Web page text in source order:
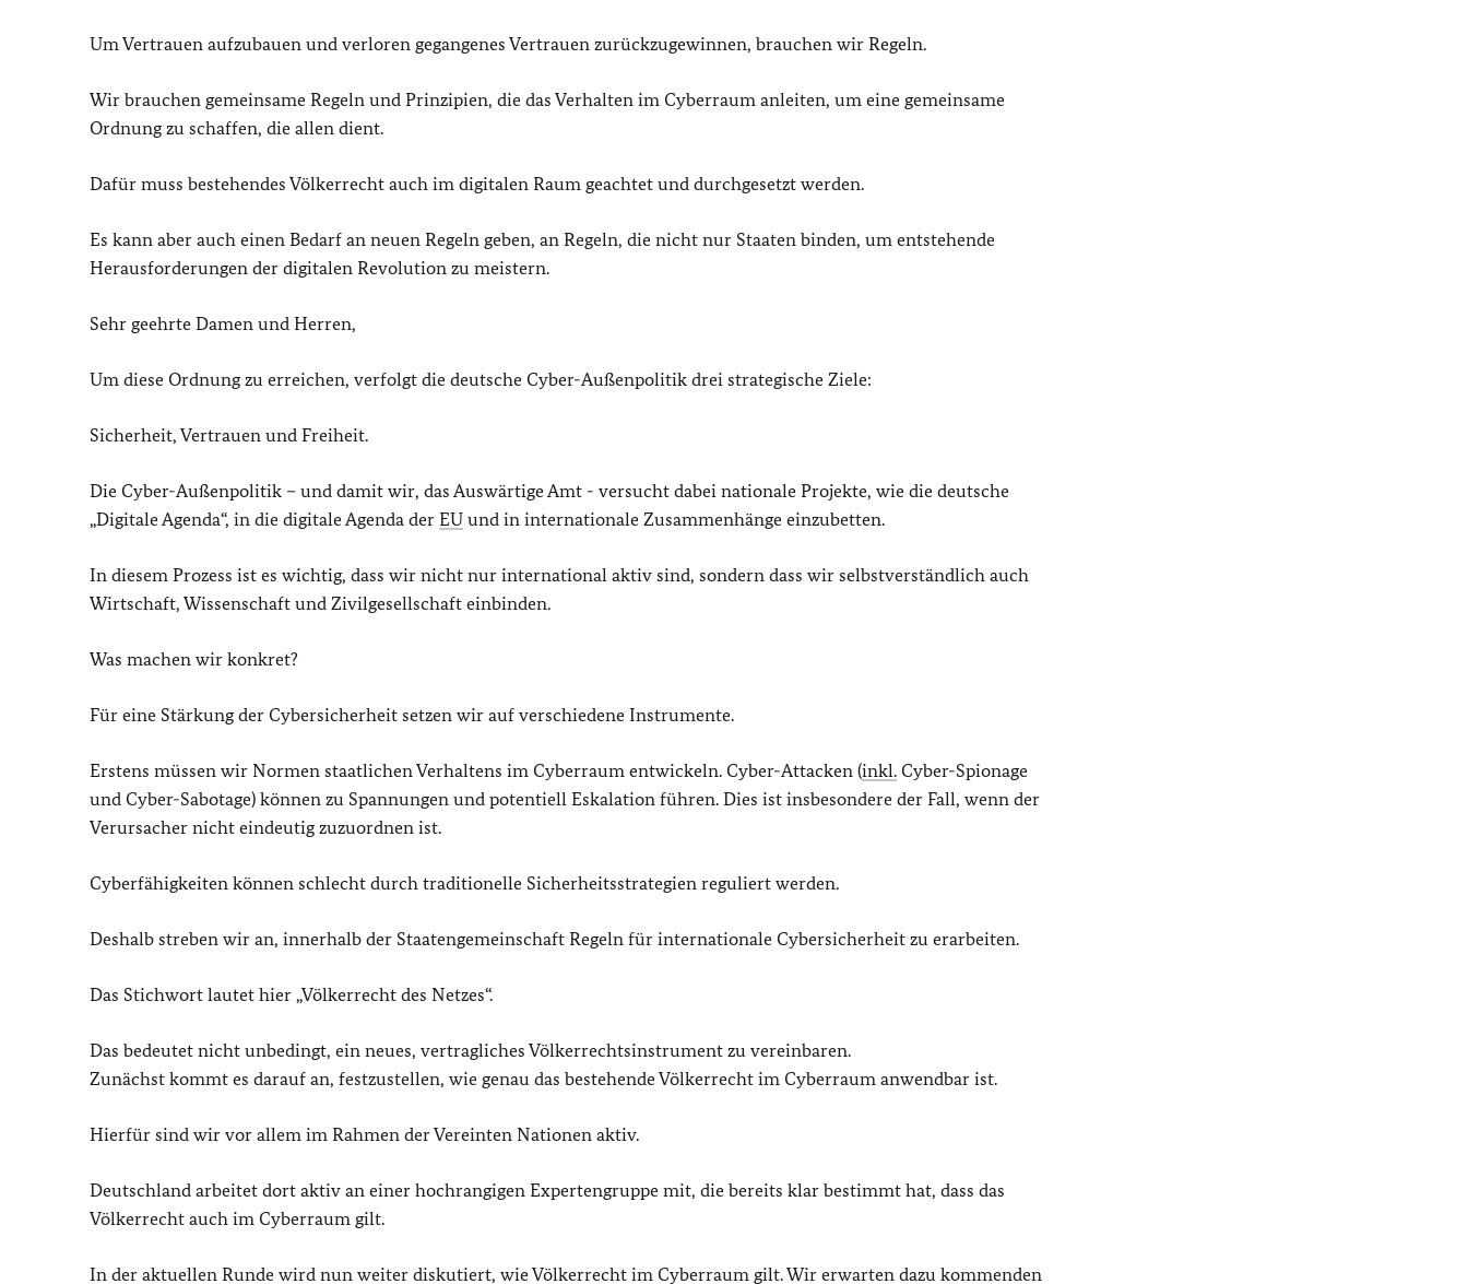
Um Vertrauen aufzubauen und verloren gegangenes Vertrauen zurückzugewinnen, brauchen wir Regeln.
Wir brauchen gemeinsame Regeln und Prinzipien, die das Verhalten im Cyberraum anleiten, um eine gemeinsame
Ordnung zu schaffen, die allen dient.
Dafür muss bestehendes Völkerrecht auch im digitalen Raum geachtet und durchgesetzt werden.
Es kann aber auch einen Bedarf an neuen Regeln geben, an Regeln, die nicht nur Staaten binden, um entstehende
Herausforderungen der digitalen Revolution zu meistern.
Sehr geehrte Damen und Herren,
Um diese Ordnung zu erreichen, verfolgt die deutsche Cyber-Außenpolitik drei strategische Ziele:
Sicherheit, Vertrauen und Freiheit.
Die Cyber-Außenpolitik – und damit wir, das Auswärtige Amt - versucht dabei nationale Projekte, wie die deutsche
„Digitale Agenda“, in die digitale Agenda der EU und in internationale Zusammenhänge einzubetten.
In diesem Prozess ist es wichtig, dass wir nicht nur international aktiv sind, sondern dass wir selbstverständlich auch
Wirtschaft, Wissenschaft und Zivilgesellschaft einbinden.
Was machen wir konkret?
Für eine Stärkung der Cybersicherheit setzen wir auf verschiedene Instrumente.
Erstens müssen wir Normen staatlichen Verhaltens im Cyberraum entwickeln. Cyber-Attacken (inkl. Cyber-Spionage
und Cyber-Sabotage) können zu Spannungen und potentiell Eskalation führen. Dies ist insbesondere der Fall, wenn der
Verursacher nicht eindeutig zuzuordnen ist.
Cyberfähigkeiten können schlecht durch traditionelle Sicherheitsstrategien reguliert werden.
Deshalb streben wir an, innerhalb der Staatengemeinschaft Regeln für internationale Cybersicherheit zu erarbeiten.
Das Stichwort lautet hier „Völkerrecht des Netzes“.
Das bedeutet nicht unbedingt, ein neues, vertragliches Völkerrechtsinstrument zu vereinbaren.
Zunächst kommt es darauf an, festzustellen, wie genau das bestehende Völkerrecht im Cyberraum anwendbar ist.
Hierfür sind wir vor allem im Rahmen der Vereinten Nationen aktiv.
Deutschland arbeitet dort aktiv an einer hochrangigen Expertengruppe mit, die bereits klar bestimmt hat, dass das
Völkerrecht auch im Cyberraum gilt.
In der aktuellen Runde wird nun weiter diskutiert, wie Völkerrecht im Cyberraum gilt. Wir erwarten dazu kommenden